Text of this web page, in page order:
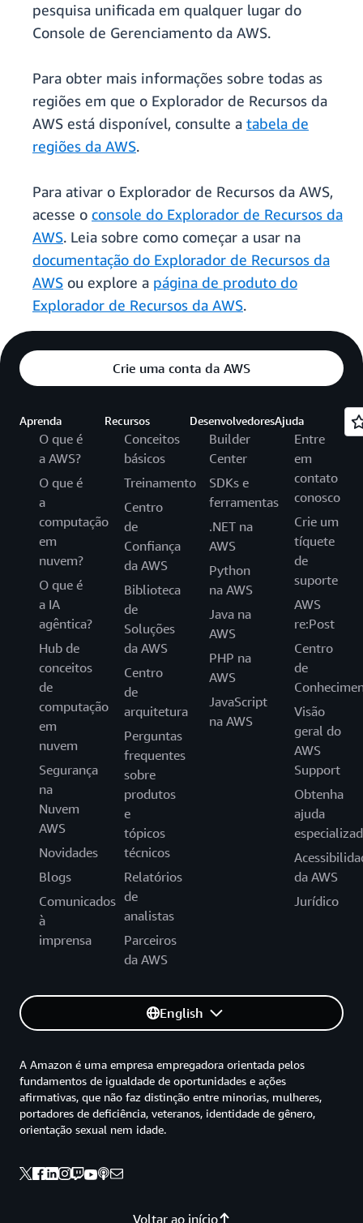
pesquisa unificada em qualquer lugar do
Console de Gerenciamento da AWS.
Para obter mais informações sobre todas as
regiões em que o Explorador de Recursos da
AWS está disponível, consulte a tabela de
regiões da AWS.
Para ativar o Explorador de Recursos da AWS,
acesse o console do Explorador de Recursos da
AWS. Leia sobre como começar a usar na
documentação do Explorador de Recursos da
AWS ou explore a página de produto do
Explorador de Recursos da AWS.
Crie uma conta da AWS
Aprenda
O que é
a AWS?
O que é
a
computação
em
nuvem?
O que é
a IA
agêntica?
Hub de
conceitos
de
computação
em
nuvem
Segurança
na
Nuvem
AWS
Novidades
Blogs
Comunicados
à
imprensa
Recursos
Conceitos
básicos
Treinamento
Centro
de
Confiança
da AWS
Biblioteca
de
Soluções
da AWS
Centro
de
arquitetura
Perguntas
frequentes
sobre
produtos
e
tópicos
técnicos
Relatórios
de
analistas
Parceiros
da AWS
Desenvolvedores
Builder
Center
SDKs e
ferramentas
.NET na
AWS
Python
na AWS
Java na
AWS
PHP na
AWS
JavaScript
na AWS
Ajuda
Entre
em
contato
conosco
Crie um
tíquete
de
suporte
AWS
re:Post
Centro
de
Visão
geral do
AWS
Support
Obtenha
ajuda
da AWS
Jurídico
English
Voltar ao início
A Amazon é uma empresa empregadora orientada pelos
fundamentos de igualdade de oportunidades e ações
afirmativas, que não faz distinção entre minorias, mulheres,
portadores de deficiência, veteranos, identidade de gênero,
orientação sexual nem idade.